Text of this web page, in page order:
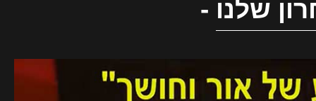
שלנו -